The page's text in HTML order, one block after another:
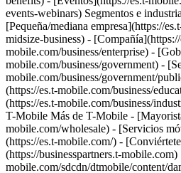
events-webinars) Segmentos e
[Pequeña/mediana empresa](https://
midsize-business) -
mobile.com/business/enterprise) -
mobile.com/business/government) -
mobile.com/business/government/
(https://es.t-mobile.com/business/
(https://es.t-mobile.com/business/
T-Mobile Más de T-Mobile -
mobile.com/wholesale) - [Servicios
(https://es.t-mobile.com/) -
(https://businesspartners.t-mobile.com)
mobile.com/sdcdn/dtmobile/content/